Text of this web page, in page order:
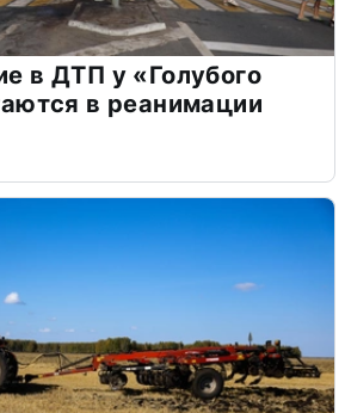
в ДТП у «Голубого
в реанимации